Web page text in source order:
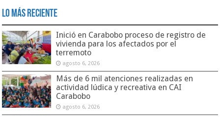
Lo Más Reciente
Inició en Carabobo proceso de registro de
vivienda para los afectados por el
terremoto
agosto 6, 2026
Más de 6 mil atenciones realizadas en
actividad lúdica y recreativa en CAI
Carabobo
agosto 6, 2026